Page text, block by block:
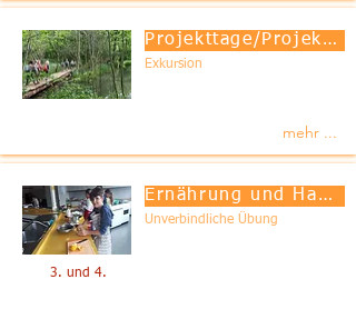
Projekttage/Projektwochen
Exkursion
mehr ...
3. und 4.
Ernährung und Haushalt
Unverbindliche Übung